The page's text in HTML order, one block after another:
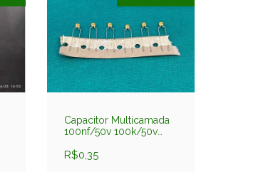
Capacitor Multicamada
100nf/50v 100k/50v
R$0,35